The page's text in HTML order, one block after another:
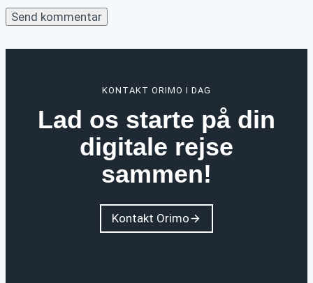
KONTAKT ORIMO I DAG
Lad os starte på din
digitale rejse
sammen!
Kontakt Orimo